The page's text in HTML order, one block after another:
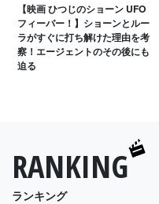
【映画 ひつじのショーン UFO
フィーバー！】ショーンとルー
ラがすぐに打ち解けた理由を考
察！エージェントのその後にも
迫る
RANKING
ランキング